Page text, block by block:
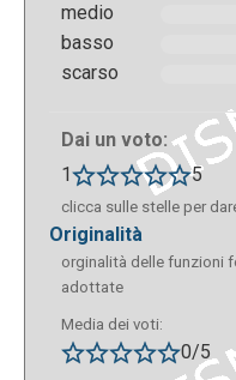
medio
basso
scarso
Dai un voto:
1
5
clicca sulle stelle per
originalità
orginalità delle funzioni
adottate
Media dei voti:
0/5